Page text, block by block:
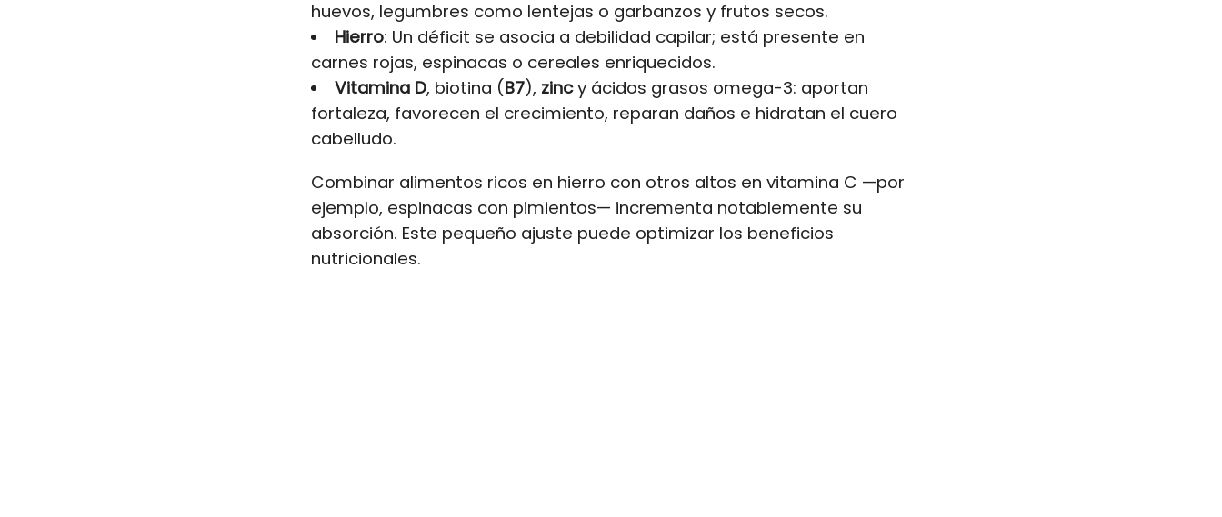
huevos, legumbres como lentejas o garbanzos y frutos secos.
Hierro: Un déficit se asocia a debilidad capilar; está presente en
carnes rojas, espinacas o cereales enriquecidos.
Vitamina D, biotina (B7), zincy ácidos grasos omega-3: aportan
fortaleza, favorecen el crecimiento, reparan daños e hidratan el cuero
cabelludo.
Combinar alimentos ricos en hierro con otros altos en vitamina C —por
ejemplo, espinacas con pimientos— incrementa notablemente su
absorción. Este pequeño ajuste puede optimizar los beneficios
nutricionales.